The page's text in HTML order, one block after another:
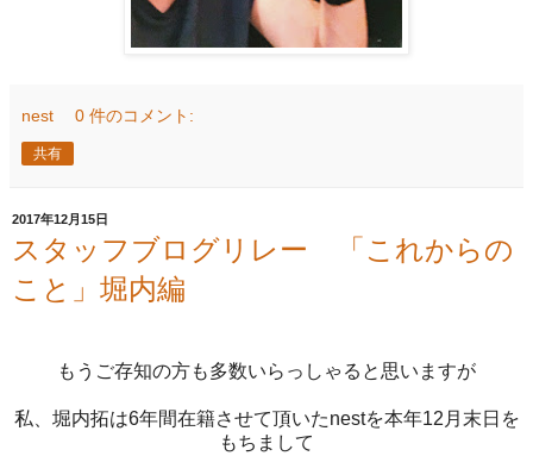
nest 0 件のコメント:
共有
2017年12月15日
スタッフブログリレー 「これからの
こと」堀内編
もうご存知の方も多数いらっしゃると思いますが
私、堀内拓は6年間在籍させて頂いたnestを本年12月末日を
もちまして